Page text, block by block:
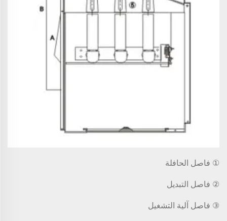
① فاصل الحافلة
② فاصل التبديل
③ فاصل آلية التشغيل